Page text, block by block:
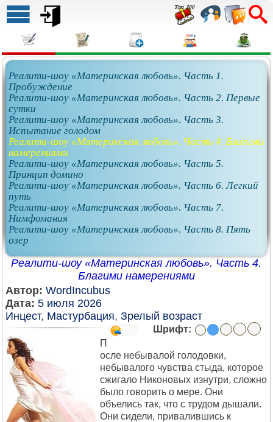
Реалити-шоу «Материнская любовь». Часть 1.
Пробуждение
Реалити-шоу «Материнская любовь». Часть 2. Первые
сутки
Реалити-шоу «Материнская любовь». Часть 3.
Испытание голодом
Реалити-шоу «Материнская любовь». Часть 4. Благими
намерениями
Реалити-шоу «Материнская любовь». Часть 5.
Принцип домино
Реалити-шоу «Материнская любовь». Часть 6. Легкий
путь
Реалити-шоу «Материнская любовь». Часть 7.
Нимфомания
Реалити-шоу «Материнская любовь». Часть 8. Пять
озер
Реалити-шоу «Материнская любовь». Часть 4.
Благими намерениями
Автор: WordIncubus
Дата: 5 июля 2026
Инцест, Мастурбация, Зрелый возраст
Шрифт:
П
осле небывалой голодовки,
небывалого чувства стыда, которое
сжигало Никоновых изнутри, сложно
было говорить о мере. Они
объелись так, что с трудом дышали.
Они сидели, привалившись к